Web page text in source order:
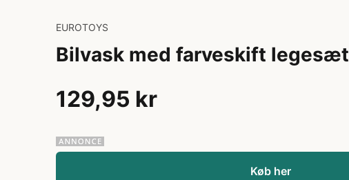
EUROTOYS
Bilvask med farveskift legesæt
129,95 kr
Køb her